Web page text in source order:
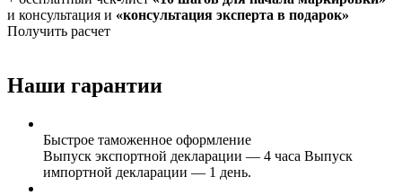
и консультация и «консультация эксперта в подарок»
Получить расчет
Наши гарантии
Быстрое таможенное оформление
Выпуск экспортной декларации — 4 часа Выпуск
импортной декларации — 1 день.